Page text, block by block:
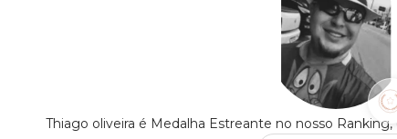
Thiago oliveira é Medalha Estreante no nosso